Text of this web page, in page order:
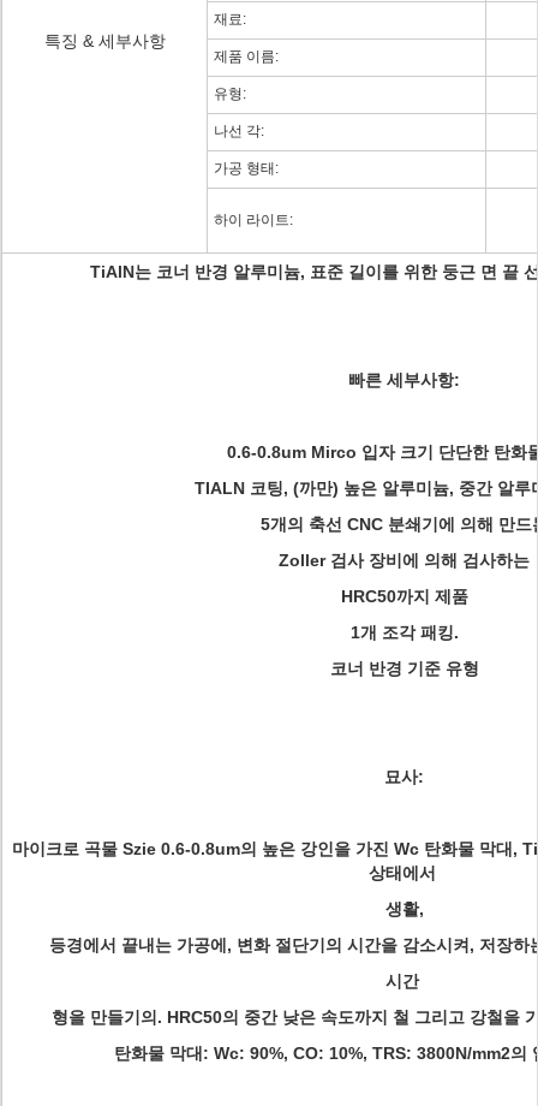
특징 & 세부사항
재료:
제품 이름:
유형:
나선 각:
가공 형태:
하이 라이트:
TiAlN는 코너 반경 알루미늄, 표준 길이를 위한 둥근 면 끝
빠른 세부사항:
0.6-0.8um Mirco 입자 크기 단단한 탄화
TIALN 코팅, (까만) 높은 알루미늄, 중간 알루
5개의 축선 CNC 분쇄기에 의해 만드
Zoller 검사 장비에 의해 검사하는
HRC50까지 제품
1개 조각 패킹.
코너 반경 기준 유형
묘사:
마이크로 곡물 Szie 0.6-0.8um의 높은 강인을 가진 Wc 탄화물 막대,
상태에서
생활,
등경에서 끝내는 가공에, 변화 절단기의 시간을 감소시켜, 저장
시간
형을 만들기의. HRC50의 중간 낮은 속도까지 철 그리고 강철을
탄화물 막대: Wc: 90%, CO: 10%, TRS: 3800N/mm2의